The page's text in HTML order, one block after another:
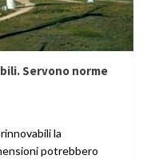
Servono norme
la
potrebbero